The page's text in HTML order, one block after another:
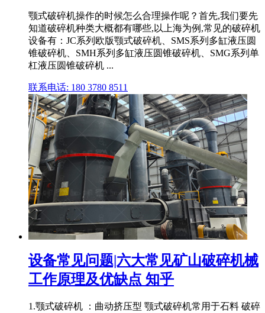
颚式破碎机操作的时候怎么合理操作呢？首先,我们要先
知道破碎机种类大概都有哪些,以上海为例,常见的破碎机
设备有：JC系列欧版颚式破碎机、SMS系列多缸液压圆
锥破碎机、SMH系列多缸液压圆锥破碎机、SMG系列单
杠液压圆锥破碎机 ...
联系电话: 180 3780 8511
设备常见问题|六大常见矿山破碎机械
工作原理及优缺点 知乎
1.颚式破碎机 ：曲动挤压型 颚式破碎机常用于石料 破碎